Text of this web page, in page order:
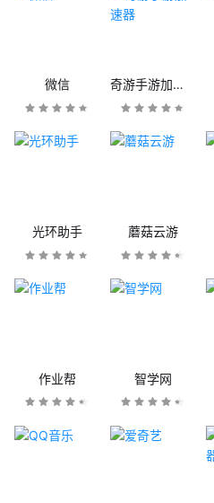
微信 奇游手游加速器
光环助手 蘑菇云游
作业帮 智学网